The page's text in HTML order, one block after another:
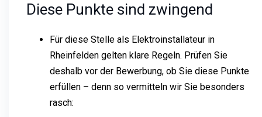
Diese Punkte sind zwingend
Für diese Stelle als Elektroinstallateur in
Rheinfelden gelten klare Regeln. Prüfen Sie
deshalb vor der Bewerbung, ob Sie diese Punkte
erfüllen – denn so vermitteln wir Sie besonders
rasch: